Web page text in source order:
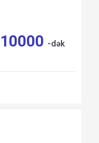
10000 -dək